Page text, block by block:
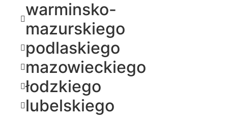
warminsko-
mazurskiego
podlaskiego
mazowieckiego
łodzkiego
lubelskiego